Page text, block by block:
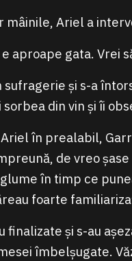
mâinile, Ariel a
aproape gata. Vrei
și s-a
din vin și îi
în prealabil,
de vreo
în timp ce
foarte
și s-au
îmbelșugate.